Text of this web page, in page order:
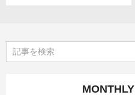
MONTHLY